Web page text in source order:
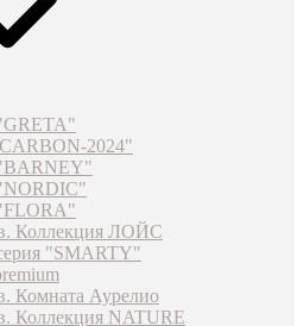
2024"
Коллекция ЛОЙС
"SMARTY"
Комната Аурелио
Коллекция NATURE